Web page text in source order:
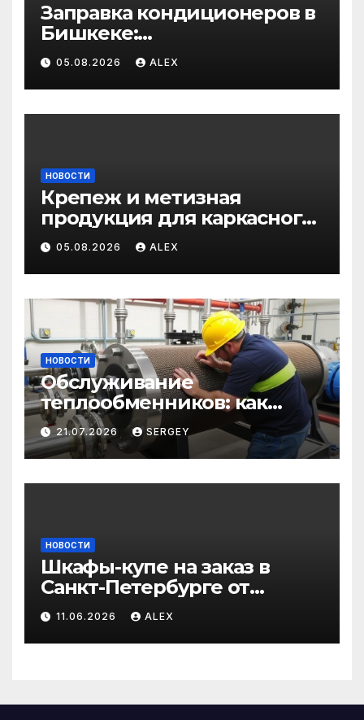
Заправка кондиционеров в
Бишкеке:
профессиональные услуги
для дома и авто
05.08.2026 ALEX
НОВОСТИ
Крепеж и метизная
продукция для каркасного
и загородного
строительства: от
саморезов до анкеров
05.08.2026 ALEX
НОВОСТИ
Обслуживание
теплообменников: как
сохранить эффективность
и избежать простоев
21.07.2026 SERGEY
НОВОСТИ
Шкафы-купе на заказ в
Санкт-Петербурге от
производителя по
доступным ценам
11.06.2026 ALEX